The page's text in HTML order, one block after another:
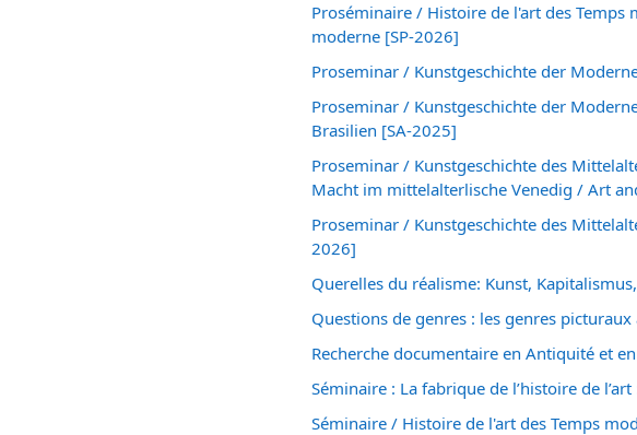
Proséminaire / Histoire de l'art des Temps
moderne [SP-2026]
Proseminar / Kunstgeschichte der
Proseminar / Kunstgeschichte der
Brasilien [SA-2025]
Proseminar / Kunstgeschichte des
Macht im mittelalterlische Venedig / Art
Proseminar / Kunstgeschichte des
2026]
Querelles du réalisme: Kunst,
Questions de genres : les genres picturaux
Recherche documentaire en Antiquité et
Séminaire : La fabrique de l’histoire de
Séminaire / Histoire de l'art des Temps